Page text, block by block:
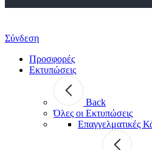
Σύνδεση
Προσφορές
Εκτυπώσεις
Back
Όλες οι Εκτυπώσεις
Επαγγελματικές